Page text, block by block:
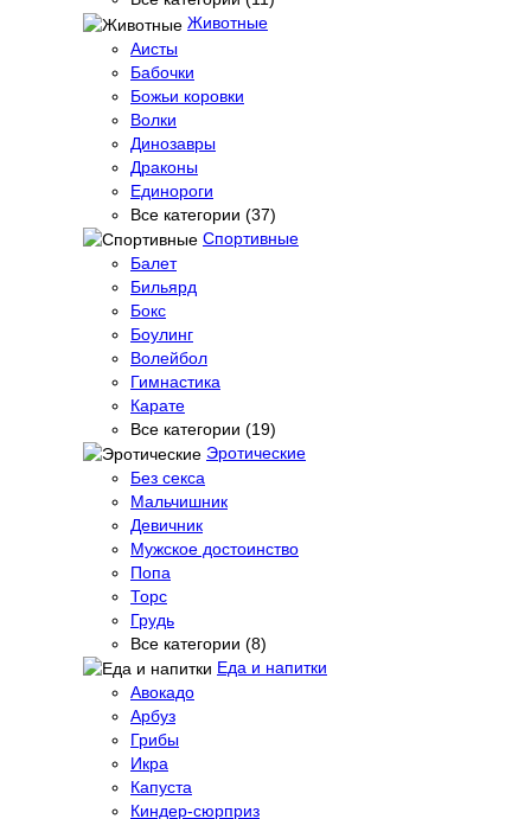
Животные
Аисты
Бабочки
Божьи коровки
Волки
Динозавры
Драконы
Единороги
Все категории (37)
Спортивные
Балет
Бильярд
Бокс
Боулинг
Волейбол
Гимнастика
Карате
Все категории (19)
Эротические
Без секса
Мальчишник
Девичник
Мужское достоинство
Попа
Торс
Грудь
Все категории (8)
Еда и напитки
Авокадо
Арбуз
Грибы
Икра
Капуста
Киндер-сюрприз